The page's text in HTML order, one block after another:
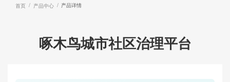
首页 / 产品中心 / 产品详情
啄木鸟城市社区治理平台